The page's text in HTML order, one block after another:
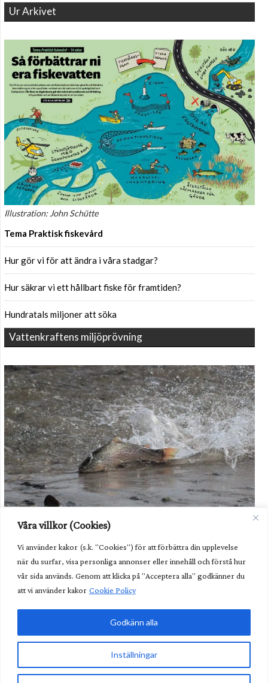
Våra villkor (Cookies)
Vi använder kakor (s.k. "Cookies") för att förbättra din upplevelse
när du surfar, visa personliga annonser eller innehåll och förstå hur
vår sida används. Genom att klicka på "Acceptera alla" godkänner du
att vi använder kakor Cookie Policy
Inställningar
Godkänn alla
Ur Arkivet
Illustration: John Schütte
Tema Praktisk fiskevård
Hur gör vi för att ändra i våra stadgar?
Hur säkrar vi ett hållbart fiske för framtiden?
Hundratals miljoner att söka
Vattenkraftens miljöprövning
odling av utsättning. Foto: Havs- och vattenmyndigheten.
Unik fisk behöver fortsatt hjälp
Kunglig glans över nya fiskvägen
Sveriges Fiskevattenägareförbund • Borgmästaregatan